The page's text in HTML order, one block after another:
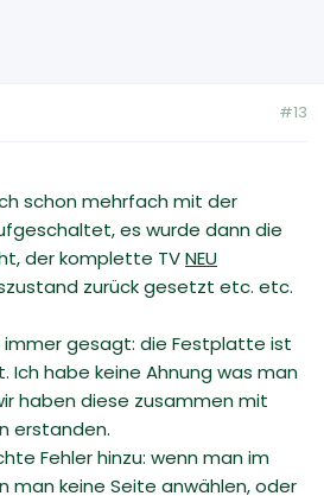
#13
schon mehrfach mit der
es wurde dann die
der komplette TVNEU
zurück gesetzt etc. etc.
immer gesagt: die Festplatte ist
Ich habe keine Ahnung was man
haben diese zusammen mit
erstanden.
Fehler hinzu: wenn man im
man keine Seite anwählen, oder